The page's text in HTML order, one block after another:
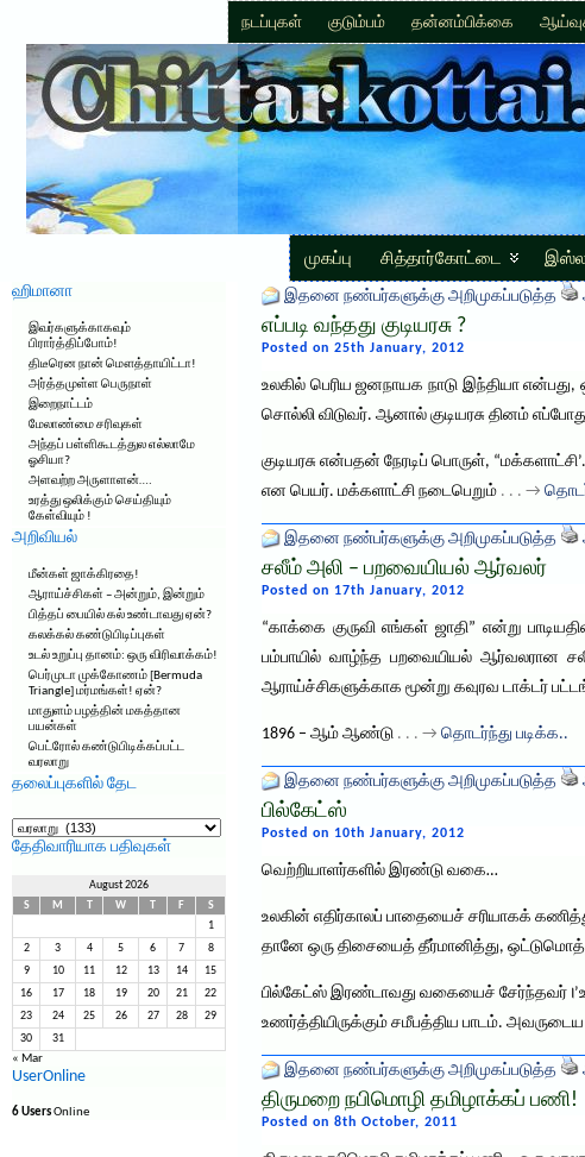
நடப்புகள் குடும்பம் தன்னம்பிக்கை
முகப்பு சித்தார்கோட்டை
ஹிமானா
இவர்களுக்காகவும்
பிரார்த்திப்போம்!
திடீரென நான் மௌத்தாயிட்டா!
அர்த்தமுள்ள பெருநாள்
இறைநாட்டம்
மேலாண்மை சரிவுகள்
அந்தப் பள்ளிகூடத்துல எல்லாமே
ஓசியா?
அளவற்ற அருளாளன்….
உரத்து ஒலிக்கும் செய்தியும்
கேள்வியும் !
அறிவியல்
மீன்கள் ஜாக்கிரதை!
ஆராய்ச்சிகள் – அன்றும், இன்றும்
பித்தப் பையில் கல் உண்டாவது ஏன்?
கலக்கல் கண்டுபிடிப்புகள்
உடல் உறுப்பு தானம்: ஒரு விரிவாக்கம்!
பெர்முடா முக்கோணம் [Bermuda
Triangle] மர்மங்கள்! ஏன்?
மாதுளம் பழத்தின் மகத்தான
பயன்கள்
பெட்ரோல் கண்டுபிடிக்கப்பட்ட
வரலாறு
தலைப்புகளில் தேட
தலைப்புகளில்
தேட
தேதிவாரியாக பதிவுகள்
August 2026
S
M W F
S
1
2 3 4 5 6 7 8
9 10 11 12 13 14 15
16 17 18 19 20 21 22
23 24 25 26 27 28 29
30 31
« Mar
UserOnline
6 UsersOnline
இதனை நண்பர்களுக்கு அறிமுகப்படுத்த
எப்படி வந்தது குடியரசு ?
Posted on 25th January, 2012
உலகில் பெரிய ஜனநாயக நாடு இந்தியா
சொல்லி விடுவர். ஆனால் குடியரசு தினம்
குடியரசு என்பதன் நேரடிப் பொருள்,
என பெயர். மக்களாட்சி நடைபெறும் . . . →
இதனை நண்பர்களுக்கு அறிமுகப்படுத்த
சலீம் அலி – பறவையியல் ஆர்வலர்
Posted on 17th January, 2012
“காக்கை குருவி எங்கள் ஜாதி” என்று
பம்பாயில் வாழ்ந்த பறவையியல் ஆர்வலரான
ஆராய்ச்சிகளுக்காக மூன்று கவுரவ டாக்டர்
1896 – ஆம் ஆண்டு . . . → தொடர்ந்து படிக்க..
இதனை நண்பர்களுக்கு அறிமுகப்படுத்த
பில்கேட்ஸ்
Posted on 10th January, 2012
வெற்றியாளர்களில் இரண்டு வகை…
உலகின் எதிர்காலப் பாதையைச் சரியாகக்
தானே ஒரு திசையைத் தீர்மானித்து,
பில்கேட்ஸ் இரண்டாவது வகையைச்
உணர்த்தியிருக்கும் சமீபத்திய பாடம்.
இதனை நண்பர்களுக்கு அறிமுகப்படுத்த
திருமறை நபிமொழி தமிழாக்கப் பணி!
Posted on 8th October, 2011